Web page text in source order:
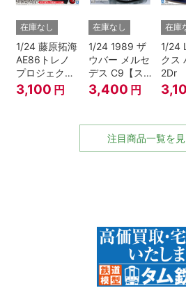
在庫なし
1/24 藤原拓海
AE86トレノ
プロジェクト
D仕様『頭文
字D』
3,100 円
在庫なし
1/24 1989 ザ
ウバー メルセ
デス C9【ス
ケール特別販
売商品】
3,400 円
在庫
1/24
クス
2Dr
注目商品一覧を見